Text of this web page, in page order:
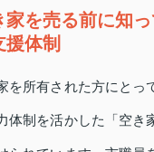
を売る前に知
体制
を所有された方にとっ
体制を活かした「空き